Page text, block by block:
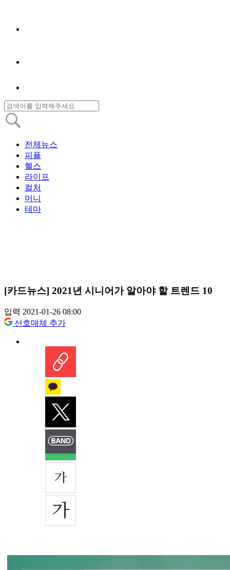
전체뉴스
피플
헬스
라이프
컬처
머니
테마
[카드뉴스] 2021년 시니어가 알아야 할 트렌드 10
입력 2021-01-26 08:00
선호매체 추가